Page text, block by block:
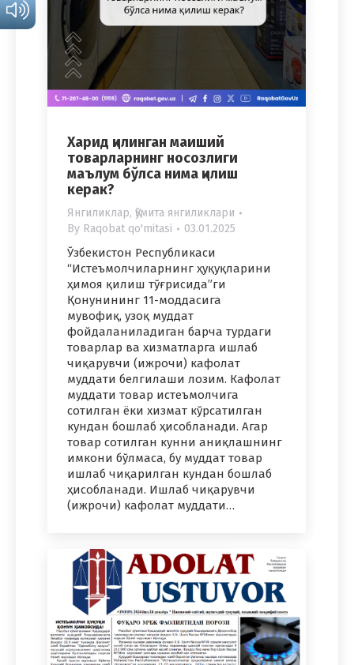
Харид қилинган маиший
товарларнинг носозлиги
маълум бўлса нима қилиш
керак?
Янгиликлар, Қўмита янгиликлари
By Raqobat qo'mitasi 03.01.2025
Ўзбекистон Республикаси
“Истеъмолчиларнинг ҳуқуқларини
ҳимоя қилиш тўғрисида”ги
Қонунининг 11-моддасига
мувофиқ, узоқ муддат
фойдаланиладиган барча турдаги
товарлар ва хизматларга ишлаб
чиқарувчи (ижрочи) кафолат
муддати белгилаши лозим. Кафолат
муддати товар истеъмолчига
сотилган ёки хизмат кўрсатилган
кундан бошлаб ҳисобланади. Агар
товар сотилган кунни аниқлашнинг
имкони бўлмаса, бу муддат товар
ишлаб чиқарилган кундан бошлаб
ҳисобланади. Ишлаб чиқарувчи
(ижрочи) кафолат муддати…